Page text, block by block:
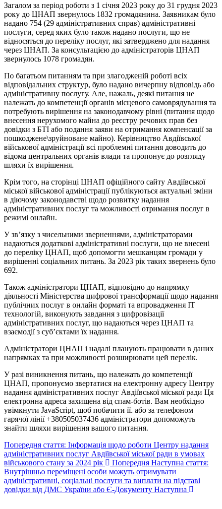
Загалом за період роботи з 1 січня 2023 року до 31 грудня 2023
року до ЦНАП звернулось 1832 громадянина. Заявникам було
надано 754 (29 адміністративних справ) адміністративні
послуги, серед яких було також надано послуги, що не
відносяться до переліку послуг, які затверджено для надання
через ЦНАП. За консультацією до адміністраторів ЦНАП
звернулось 1078 громадян.
По багатьом питанням та при злагодженій роботі всіх
відповідальних структур, було надано вичерпну відповідь або
адміністративну послугу. Але, нажаль, деякі питання не
належать до компетенції органів місцевого самоврядування та
потребують вирішення на законодавчому рівні (питання щодо
внесення нерухомого майна до реєстру речових прав без
довідки з БТІ або подання заяви на отримання компенсації за
пошкоджене\зруйноване майно). Керівництво Авдіївської
військової адміністрації всі проблемні питання доводить до
відома центральних органів влади та пропонує до розгляду
шляхи їх вирішення.
Крім того, на сторінці ЦНАП офіційного сайту Авдіївської
міської військової адміністрації публікуються актуальні зміни
в діючому законодавстві щодо розвитку надання
адміністративних послуг та можливості отримання послуг в
режимі онлайн.
У зв’язку з чисельними зверненнями, адміністраторами
надаються додаткові адміністративні послуги, що не внесені
до переліку ЦНАП, щоб допомогти мешканцям громади у
вирішенні соціальних питань. За 2023 рік таких звернень було
692.
Також адміністратори ЦНАП, відповідно до напрямку
діяльності Міністерства цифрової трансформації щодо надання
публічних послуг в онлайн форматі та впровадження IT
технологій, виконують завдання з цифровізації
адміністративних послуг, що надаються через ЦНАП та
взаємодії з суб’єктами їх надання.
Адміністратори ЦНАП і надалі планують працювати в даних
напрямках та при можливості розширювати цей перелік.
У разі виникнення питань, що належать до компетенції
ЦНАП, пропонуємо звертатися на електронну адресу Центру
надання адміністративних послуг Авдіївської міської ради Ця
електронна адреса захищена від спам-ботів. Вам необхідно
увімкнути JavaScript, щоб побачити її. або за телефоном
гарячої лінії +380505037436 адміністратори допоможуть
знайти шляхи вирішення вашого питання.
Попередня стаття: Інформація щодо роботи Центру надання
адміністративних послуг Авдіївської міської ради в умовах
військового стану за 2024 рік
Попередня Наступна стаття:
Внутрішньо переміщені особи можуть отримувати
адміністративні, соціальні послуги та виплати на підставі
довідки від ДМС України або Є-Документу Наступна